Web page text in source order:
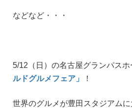
などなど・・・
5/12（日）の名古屋グランパス
ルドグルメフェア」
！
世界のグルメが豊田スタジアムに